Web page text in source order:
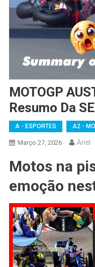
MOTOGP
Resumo Da
A - ESPORTES A2 -
Março 27, 2026 Ariel
Motos na
emoção